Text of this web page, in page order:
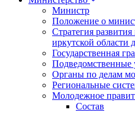
Министр
Положение о
Стратегия
иркутской области
Государственная
Подведомственные
Органы по делам
Региональные
Молодежное
Состав